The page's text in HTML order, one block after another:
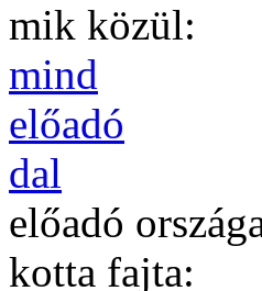
mik közül:
mind
előadó
dal
előadó
kotta fajta: